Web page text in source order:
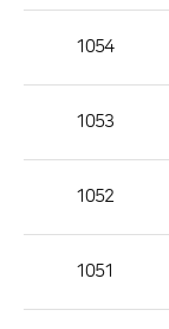
록
공
1054
1053
1052
1051